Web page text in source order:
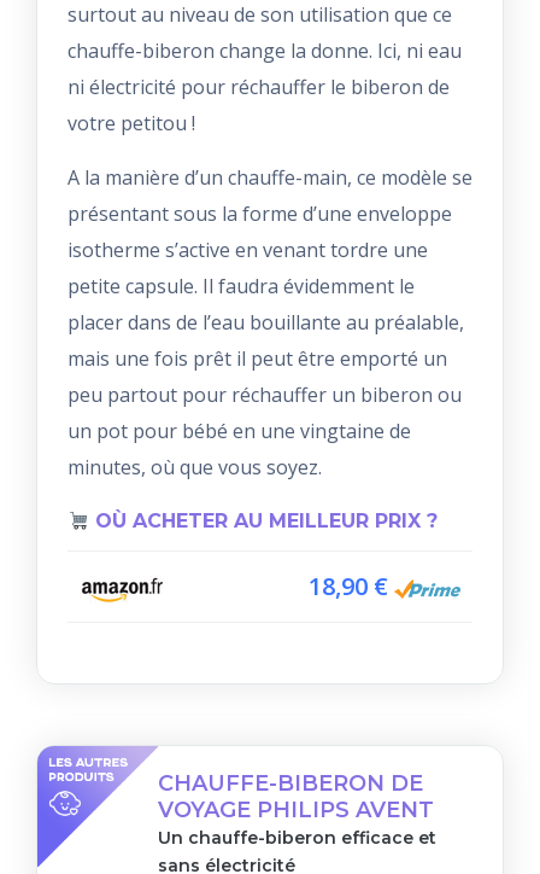
surtout au niveau de son utilisation que ce
chauffe-biberon change la donne. Ici, ni eau
ni électricité pour réchauffer le biberon de
votre petitou !
A la manière d’un chauffe-main, ce modèle se
présentant sous la forme d’une enveloppe
isotherme s’active en venant tordre une
petite capsule. Il faudra évidemment le
placer dans de l’eau bouillante au préalable,
mais une fois prêt il peut être emporté un
peu partout pour réchauffer un biberon ou
un pot pour bébé en une vingtaine de
minutes, où que vous soyez.
OÙ ACHETER AU MEILLEUR PRIX ?
18,90 €
CHAUFFE-BIBERON DE
VOYAGE PHILIPS AVENT
Un chauffe-biberon efficace et
sans électricité